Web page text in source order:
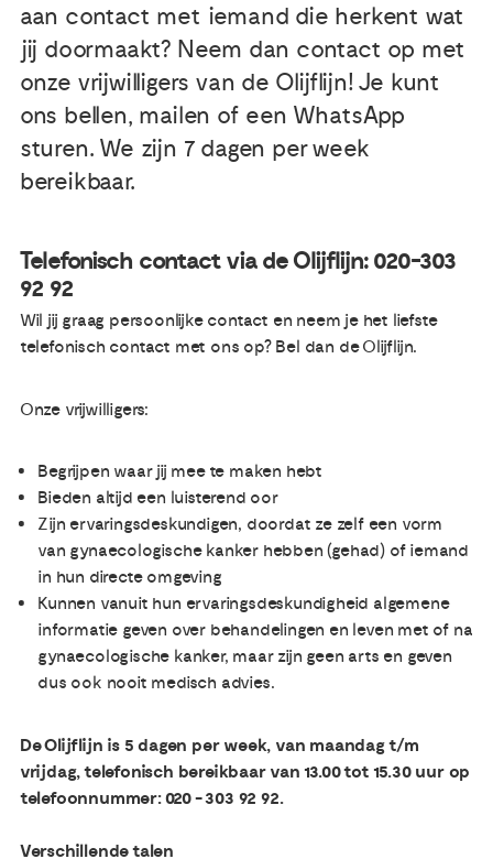
aan contact met iemand die herkent wat
jij doormaakt? Neem dan contact op met
onze vrijwilligers van de Olijflijn! Je kunt
ons bellen, mailen of een WhatsApp
sturen. We zijn 7 dagen per week
bereikbaar.
Telefonisch contact via de Olijflijn: 020-303
92 92
Wil jij graag persoonlijke contact en neem je het liefste
telefonisch contact met ons op? Bel dan de Olijflijn.
Onze vrijwilligers:
Begrijpen waar jij mee te maken hebt
Bieden altijd een luisterend oor
Zijn ervaringsdeskundigen, doordat ze zelf een vorm
van gynaecologische kanker hebben (gehad) of iemand
in hun directe omgeving
Kunnen vanuit hun ervaringsdeskundigheid algemene
informatie geven over behandelingen en leven met of na
gynaecologische kanker, maar zijn geen arts en geven
dus ook nooit medisch advies.
De Olijflijn is 5 dagen per week, van maandag t/m
vrijdag, telefonisch bereikbaar van 13.00 tot 15.30 uur op
telefoonnummer: 020 - 303 92 92.
Verschillende talen